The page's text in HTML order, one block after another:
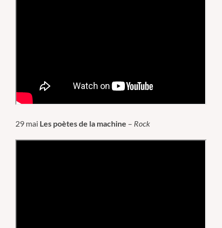
29 mai Les poètes de la machine – Rock